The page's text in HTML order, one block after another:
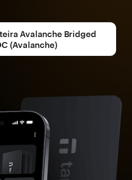
Avalanche Bridged
(Avalanche)